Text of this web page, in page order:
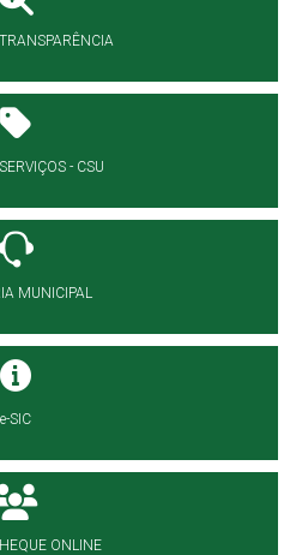
- CSU
MUNICIPAL
e-SIC
ONLINE